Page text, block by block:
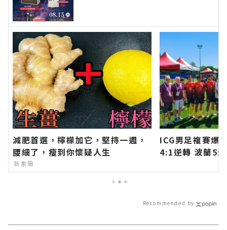
新聞－最快速的今日新聞報導 最
新的在地資訊！
減肥首選，檸檬加它，堅持一週，
腰細了，瘦到你懷疑人生
新素簡
ICG男足複賽爆
4:1逆轉 波蘭
新聞－最快速的
Recommended by